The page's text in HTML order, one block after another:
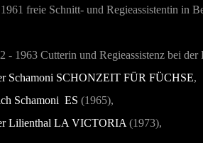
freie Schnitt- und Regieassistentin in
- 1963 Cutterin und Regieassistenz bei
Schamoni SCHONZEIT FÜR FÜCHSE,
Schamoni ES (1965),
Lilienthal LA VICTORIA (1973),